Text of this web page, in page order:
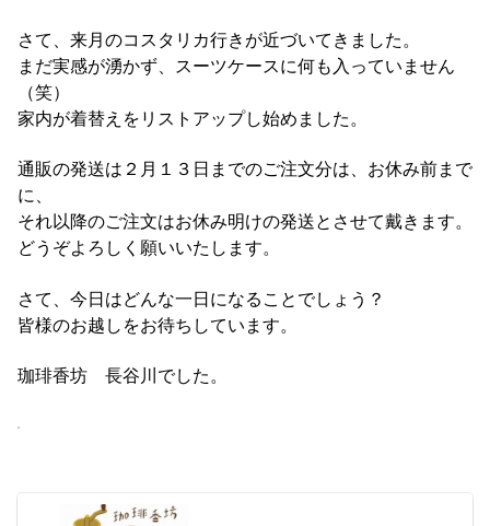
さて、来月のコスタリカ行きが近づいてきました。
まだ実感が湧かず、スーツケースに何も入っていません
（笑）
家内が着替えをリストアップし始めました。
通販の発送は２月１３日までのご注文分は、お休み前まで
に、
それ以降のご注文はお休み明けの発送とさせて戴きます。
どうぞよろしく願いいたします。
さて、今日はどんな一日になることでしょう？
皆様のお越しをお待ちしています。
珈琲香坊 長谷川でした。